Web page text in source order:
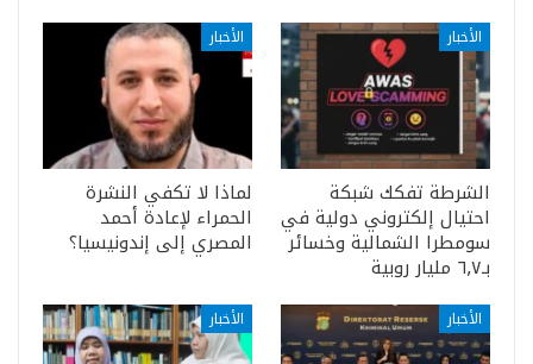
الأخبار
الشرطة تفكك شبكة
احتيال إلكتروني دولية في
سومطرا الشمالية وخسائر
بـ٦٫٧ مليار روبية
الأخبار
لماذا لا تكفي النشرة
الحمراء لإعادة أحمد
المصري إلى إندونيسيا؟
الأخبار الأخبار